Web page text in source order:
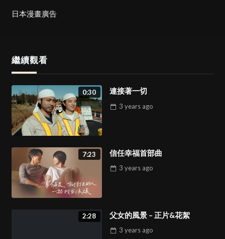
日本漫畫廣告
繼續觀看
0:30 連接著一切
3 years ago
7:23 信任幸福首部曲
3 years ago
2:28 父女的風景 – 正片&花絮
3 years ago